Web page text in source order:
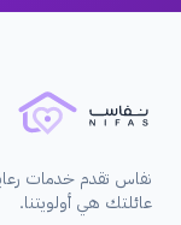
نفاس تقدم خدمات
عائلتك هي أولويتنا.